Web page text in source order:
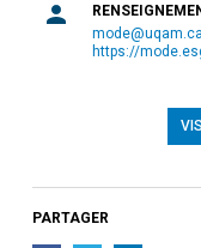
mode@uqam.ca
https://
PARTAGER